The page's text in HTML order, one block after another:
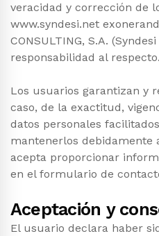
veracidad y corrección de
www.syndesi.net
CONSULTING, S.A.
responsabilidad al respecto.
Los usuarios garantizan y
caso, de la exactitud,
datos personales
mantenerlos debidamente
acepta proporcionar
en el formulario de
Aceptación y
El usuario declara haber